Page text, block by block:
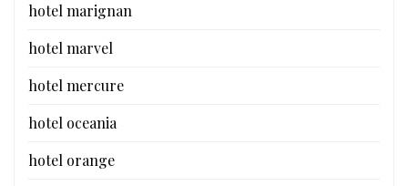
hotel marignan
hotel marvel
hotel mercure
hotel oceania
hotel orange